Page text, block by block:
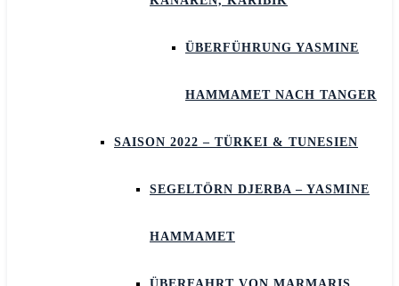
ÜBERFÜHRUNG YASMINE
HAMMAMET NACH TANGER
SAISON 2022 – TÜRKEI & TUNESIEN
SEGELTÖRN DJERBA – YASMINE
HAMMAMET